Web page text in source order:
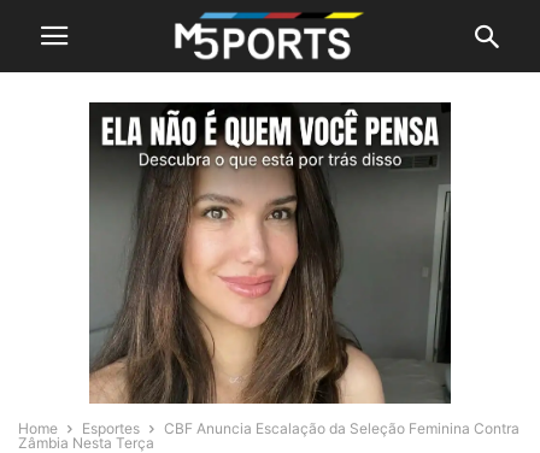
Home Esportes
CBF Anuncia Escalação da Seleção Feminina Contra
Zâmbia Nesta Terça